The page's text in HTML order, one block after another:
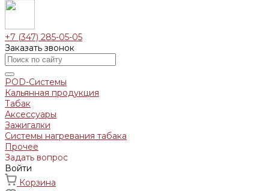
+7 (347) 285-05-05
Заказать звонок
POD-Системы
Кальянная продукция
Табак
Аксессуары
Зажигалки
Системы нагревания табака
Прочее
Задать вопрос
Войти
Корзина